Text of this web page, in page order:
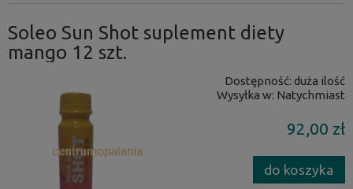
Soleo Sun Shot suplement diety
mango 12 szt.
Dostępność: duża ilość
Wysyłka w: Natychmiast
92,00 zł
do koszyka